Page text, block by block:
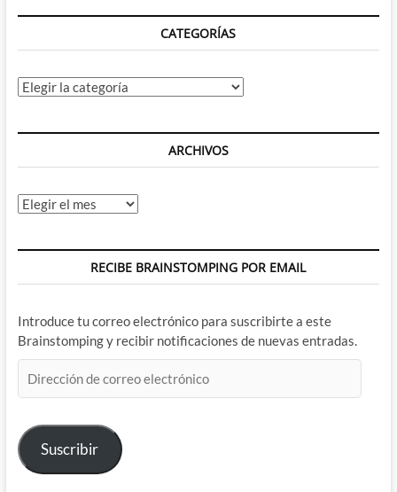
CATEGORÍAS
Categorías
ARCHIVOS
Archivos
RECIBE BRAINSTOMPING POR EMAIL
Introduce tu correo electrónico para suscribirte a este
Brainstomping y recibir notificaciones de nuevas entradas.
de
electrónico
Suscribir